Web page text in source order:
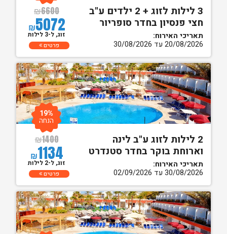
3 לילות לזוג + 2 ילדים ע"ב
חצי פנסיון בחדר סופריור
תאריכי האירוח:
20/08/2026 עד 30/08/2026
₪6600
₪5072
זוג, ל-3 לילות
פרטים
2 לילות לזוג ע"ב לינה
וארוחת בוקר בחדר סטנדרט
תאריכי האירוח:
30/08/2026 עד 02/09/2026
₪1400
₪1134
19%
הנחה
זוג, ל-2 לילות
פרטים